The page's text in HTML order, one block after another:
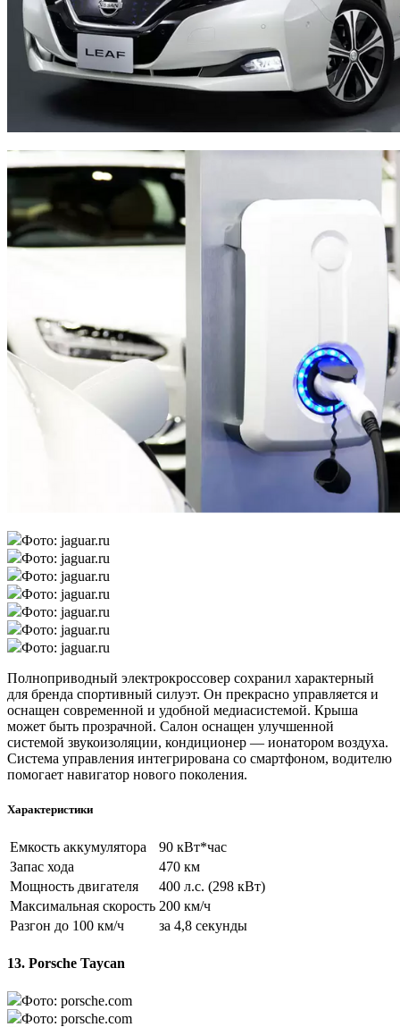
Фото: jaguar.ru
Фото: jaguar.ru
Фото: jaguar.ru
Фото: jaguar.ru
Фото: jaguar.ru
Фото: jaguar.ru
Фото: jaguar.ru
Полноприводный электрокроссовер сохранил характерный
для бренда спортивный силуэт. Он прекрасно управляется и
оснащен современной и удобной медиасистемой. Крыша
может быть прозрачной. Салон оснащен улучшенной
системой звукоизоляции, кондиционер — ионатором воздуха.
Система управления интегрирована со смартфоном, водителю
помогает навигатор нового поколения.
Характеристики
Емкость аккумулятора
90 кВт*час
Запас хода
470 км
Мощность двигателя
400 л.с. (298 кВт)
Максимальная скорость 200 км/ч
Разгон до 100 км/ч
за 4,8 секунды
13. Porsche Taycan
Фото: porsche.com
Фото: porsche.com